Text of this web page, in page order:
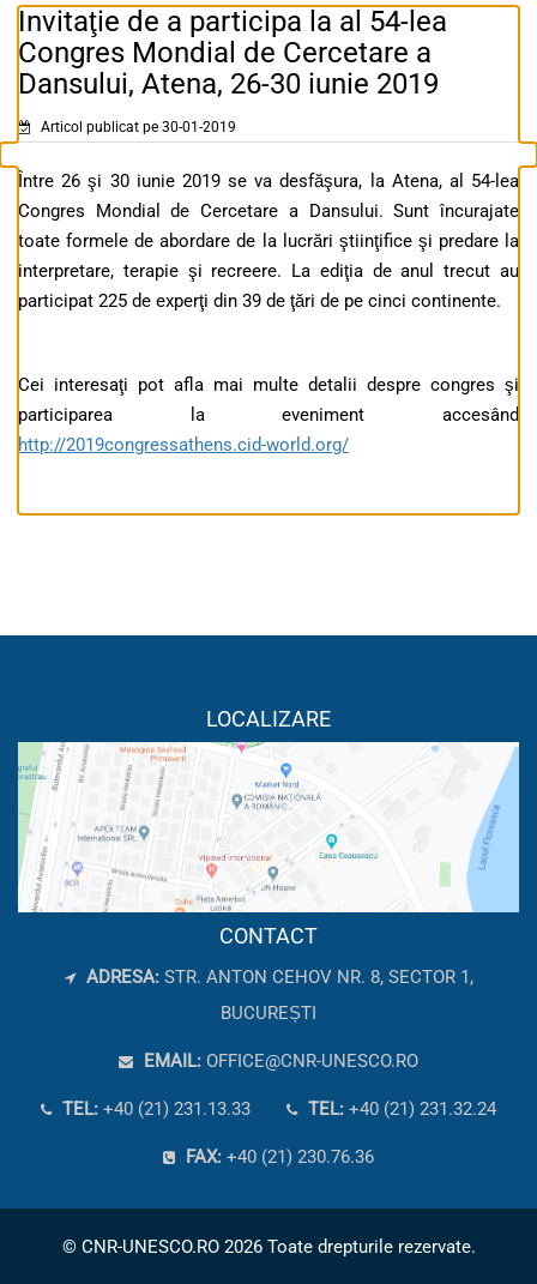
Invitaţie de a participa la al 54-lea
Congres Mondial de Cercetare a
Dansului, Atena, 26-30 iunie 2019
Articol publicat pe 30-01-2019
Între 26 şi 30 iunie 2019 se va desfăşura, la Atena, al 54-lea
Congres Mondial de Cercetare a Dansului. Sunt încurajate
toate formele de abordare de la lucrări ştiinţifice şi predare la
interpretare, terapie şi recreere. La ediţia de anul trecut au
participat 225 de experţi din 39 de ţări de pe cinci continente.
Cei interesaţi pot afla mai multe detalii despre congres şi
participarea la eveniment accesând
http://2019congressathens.cid-world.org/
LOCALIZARE
CONTACT
ADRESA: STR. ANTON CEHOV NR. 8, SECTOR 1,
BUCUREȘTI
EMAIL: OFFICE@CNR-UNESCO.RO
TEL: +40 (21) 231.13.33 TEL: +40 (21) 231.32.24
FAX: +40 (21) 230.76.36
© CNR-UNESCO.RO 2026 Toate drepturile rezervate.